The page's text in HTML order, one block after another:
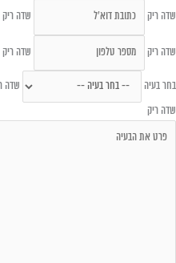
שדה ריק שדה ריק
שדה ריק שדה ריק
בחר בעיה שדה
שדה ריק